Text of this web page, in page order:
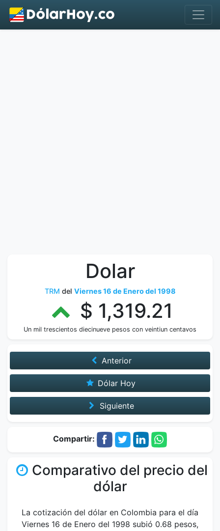
Dolar
TRM del Viernes 16 de Enero del 1998
$ 1,319.21
Un mil trescientos diecinueve pesos con veintiun centavos
Anterior
Dólar Hoy
Siguiente
Compartir:
Comparativo del precio del
dólar
La cotización del dólar en Colombia para el día
Viernes 16 de Enero del 1998 subió 0.68 pesos,